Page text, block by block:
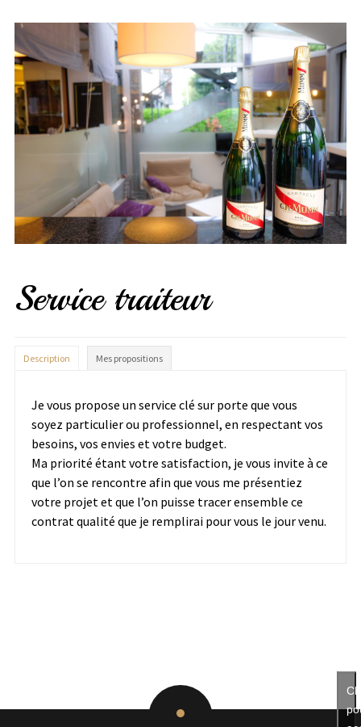
Service traiteur
Description Mes propositions
Je vous propose un service clé sur porte que vous
soyez particulier ou professionnel, en respectant vos
besoins, vos envies et votre budget.
Ma priorité étant votre satisfaction, je vous invite à ce
que l’on se rencontre afin que vous me présentiez
votre projet et que l’on puisse tracer ensemble ce
contrat qualité que je remplirai pour vous le jour venu.